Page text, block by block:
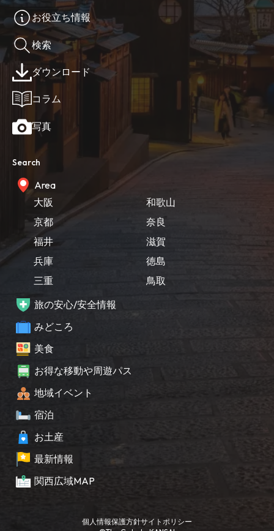
お役立ち情報
検索
ダウンロード
コラム
写真
Search
Area
大阪
京都
福井
兵庫
三重
和歌山
奈良
滋賀
徳島
鳥取
旅の安心/安全情報
みどころ
美食
お得な移動や周遊パス
地域イベント
宿泊
お土産
最新情報
関西広域MAP
個人情報保護方針サイトポリシー